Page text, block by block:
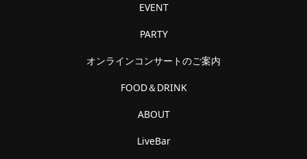
EVENT
PARTY
オンラインコンサートのご案内
FOOD＆DRINK
ABOUT
LiveBar